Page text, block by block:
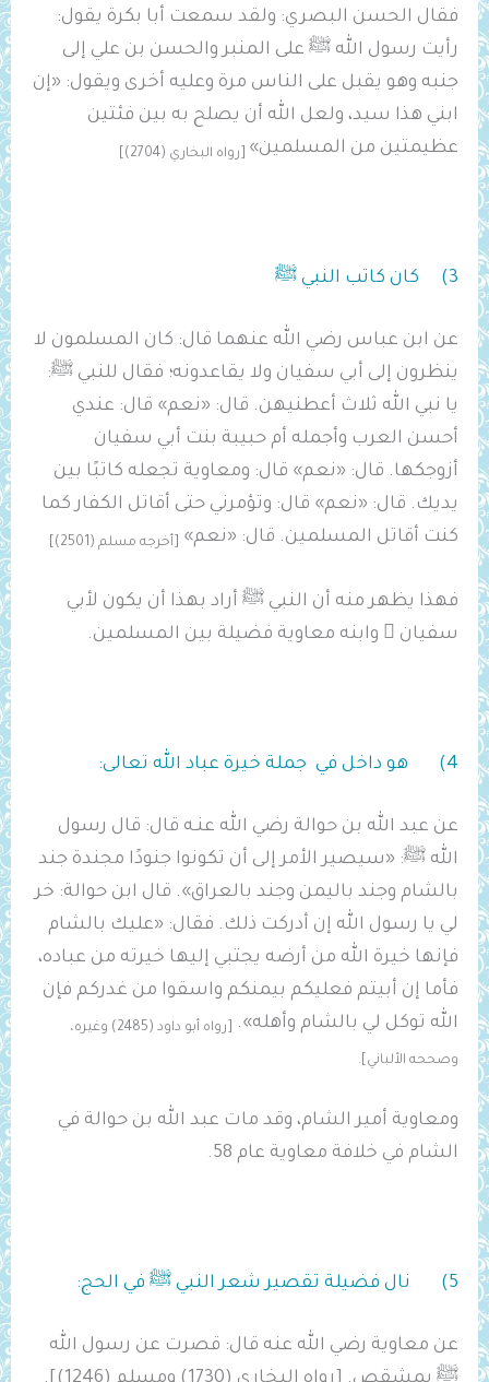
فقال الحسن البصري: ولقد سمعت أبا بكرة يقول:
رأيت رسول الله ﷺ على المنبر والحسن بن علي إلى
جنبه وهو يقبل على الناس مرة وعليه أخرى ويقول: «إن
ابني هذا سيد، ولعل الله أن يصلح به بين فئتين
عظيمتين من المسلمين» [رواه البخاري (2704)]
3) كان كاتب النبي ﷺ
عن ابن عباس رضي الله عنهما قال: كان المسلمون لا
ينظرون إلى أبي سفيان ولا يقاعدونه؛ فقال للنبي ﷺ:
يا نبي الله ثلاث أعطنيهن. قال: «نعم» قال: عندي
أحسن العرب وأجمله أم حبيبة بنت أبي سفيان
أزوجكها. قال: «نعم» قال: ومعاوية تجعله كاتبًا بين
يديك. قال: «نعم» قال: وتؤمرني حتى أقاتل الكفار كما
كنت أقاتل المسلمين. قال: «نعم»
[أخرجه مسلم (2501)]
فهذا يظهر منه أن النبي ﷺ أراد بهذا أن يكون لأبي
سفيان  وابنه معاوية فضيلة بين المسلمين.
4) هو داخل في جملة خيرة عباد الله تعالى:
عن عبد الله بن حوالة رضي الله عنـه قال: قال رسول
الله ﷺ: «سيصير الأمر إلى أن تكونوا جنودًا مجندة جند
بالشام وجند باليمن وجند بالعراق». قال ابن حوالة: خر
لي يا رسول الله إن أدركت ذلك. فقال: «عليك بالشام
فإنها خيرة الله من أرضه يجتبي إليها خيرته من عباده،
فأما إن أبيتم فعليكم بيمنكم واسقوا من غدركم فإن
الله توكل لي بالشام وأهله».
[رواه أبو داود (2485) وغيره،
وصححه الألباني].
ومعاوية أمير الشام، وقد مات عبد الله بن حوالة في
الشام في خلافة معاوية عام 58.
5) نال فضيلة تقصير شعر النبي ﷺ في الحج:
عن معاوية رضي الله عنه قال: قصرت عن رسول الله